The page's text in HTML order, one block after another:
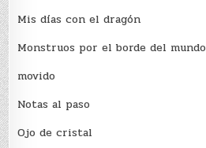
Mis días con el dragón
Monstruos por el borde del mundo
movido
Notas al paso
Ojo de cristal